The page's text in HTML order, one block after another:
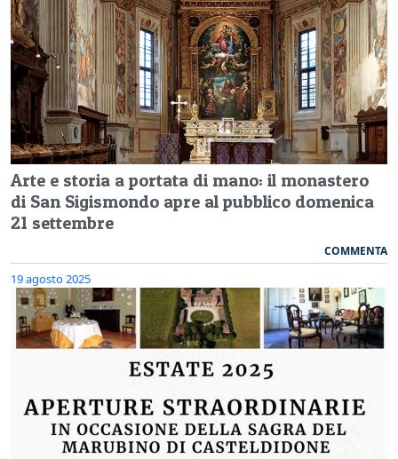
Arte e storia a portata di mano: il monastero
di San Sigismondo apre al pubblico domenica
21 settembre
COMMENTA
19 agosto 2025